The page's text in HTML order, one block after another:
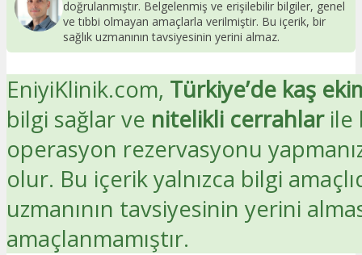
doğrulanmıştır. Belgelenmiş ve erişilebilir bilgiler, genel
ve tıbbi olmayan amaçlarla verilmiştir. Bu içerik, bir
sağlık uzmanının tavsiyesinin yerini almaz.
EniyiKlinik.com, Türkiye’de kaş
bilgi sağlar ve nitelikli cerrahlarile
operasyon rezervasyonu
olur. Bu içerik yalnızca bilgi
uzmanının tavsiyesinin yerini
amaçlanmamıştır.